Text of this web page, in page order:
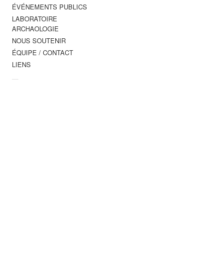
ÉVÉNEMENTS PUBLICS
LABORATOIRE
ARCHAOLOGIE
NOUS SOUTENIR
ÉQUIPE / CONTACT
LIENS
—